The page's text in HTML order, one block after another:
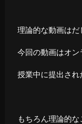
理論的な動画はだ
今回の動画はオン
授業中に提出され
もちろん理論的な